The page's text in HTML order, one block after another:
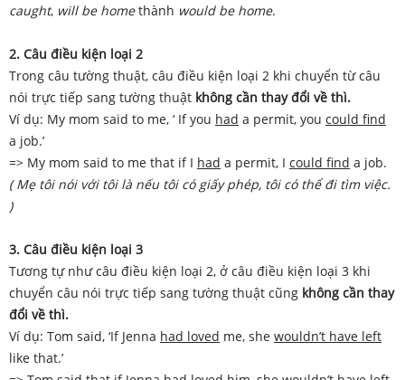
caught, will be homethành would be home.
2. Câu điều kiện loại 2
Trong câu tường thuật, câu điều kiện loại 2 khi chuyển từ câu
nói trực tiếp sang tường thuật không cần thay đổi về thì.
Ví dụ: My mom said to me, ‘ If you had a permit, you could find
a job.’
=> My mom said to me that if I had a permit, I could find a job.
( Mẹ tôi nói với tôi là nếu tôi có giấy phép, tôi có thể đi tìm việc.
)
3. Câu điều kiện loại 3
Tương tự như câu điều kiện loại 2, ở câu điều kiện loại 3 khi
chuyển câu nói trực tiếp sang tường thuật cũng không cần thay
đổi về thì.
Ví dụ: Tom said, ‘If Jenna had loved me, she wouldn’t have left
like that.’